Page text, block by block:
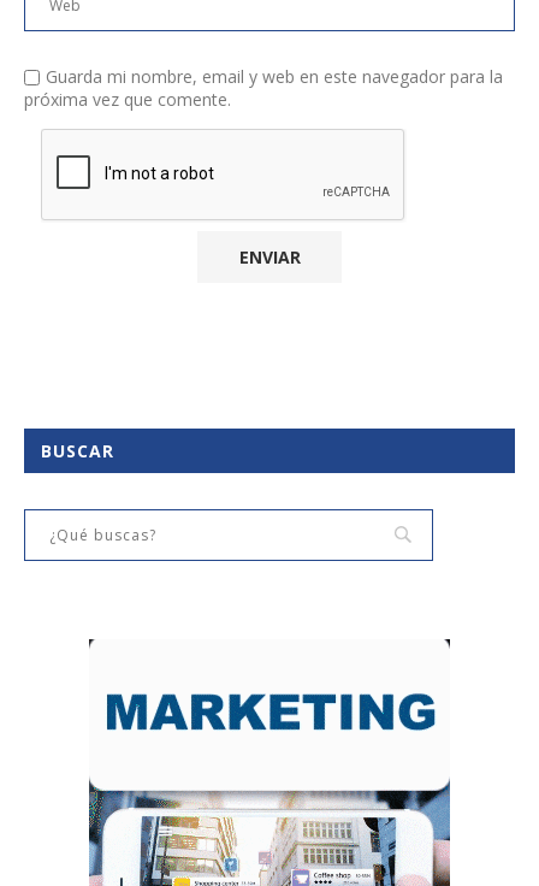
Guarda mi nombre, email y web en este navegador para la
próxima vez que comente.
BUSCAR